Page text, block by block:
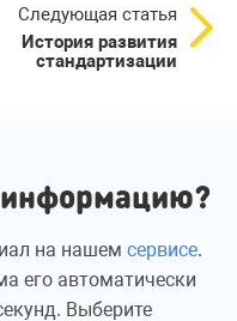
Следующая статья
История развития
стандартизации
на нашем сервисе.
его автоматически
Выберите